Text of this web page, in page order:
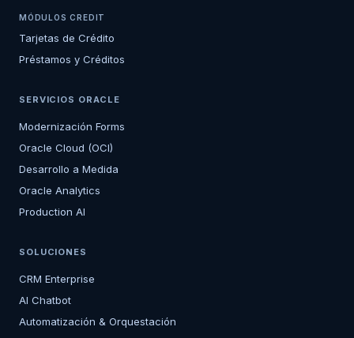
MÓDULOS CREDIT
Tarjetas de Crédito
Préstamos y Créditos
SERVICIOS ORACLE
Modernización Forms
Oracle Cloud (OCI)
Desarrollo a Medida
Oracle Analytics
Production AI
SOLUCIONES
CRM Enterprise
AI Chatbot
Automatización & Orquestación